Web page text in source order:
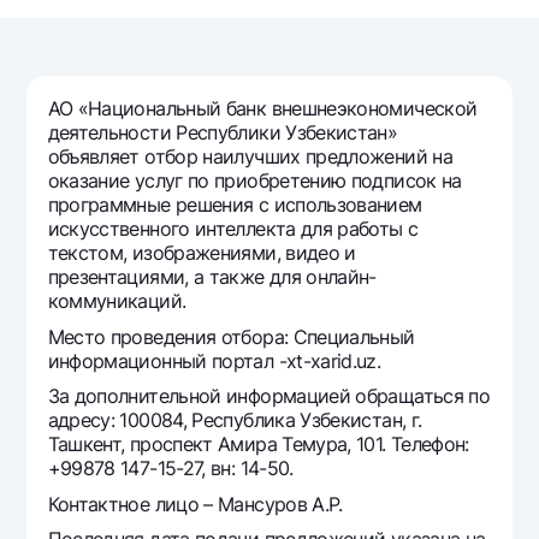
Золотые слитки от НБУ
Серебряный депозит
Visa FIFA
Mastercard
Зарплатные
Garmin pay
Тарифы
Акции
Мобильное приложение Milliy
Часто задаваемые вопросы
Ищите по сайту
Найти
Полезные ссылки
АО «Национальный банк внешнеэкономической
деятельности Республики Узбекистан»
объявляет отбор наилучших предложений на
оказание услуг по приобретению подписок на
программные решения с использованием
искусственного интеллекта для работы с
текстом, изображениями, видео и
презентациями, а также для онлайн-
коммуникаций.
Место проведения отбора: Специальный
информационный портал -xt-xarid.uz.
За дополнительной информацией обращаться по
адресу: 100084, Республика Узбекистан, г.
Ташкент, проспект Амира Темура, 101. Телефон:
+99878 147-15-27, вн: 14-50.
Контактное лицо – Мансуров А.Р.